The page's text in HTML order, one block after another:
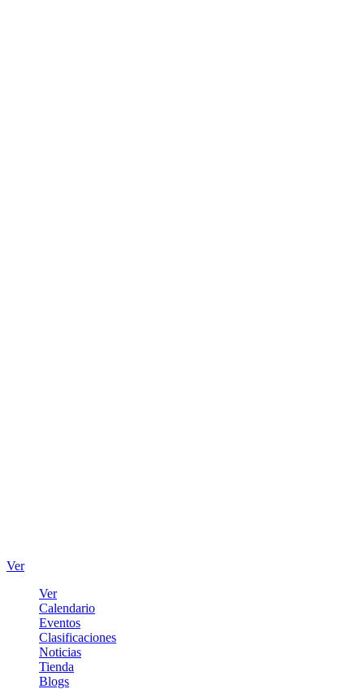
Ver
Ver
Calendario
Eventos
Clasificaciones
Noticias
Tienda
Blogs